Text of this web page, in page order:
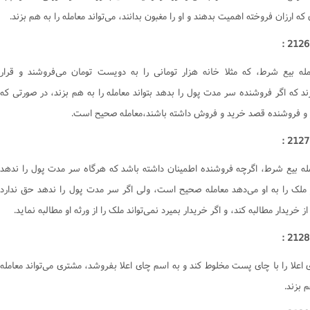
وصیت و ارث
و تشریح
و آشامیدنى‌ها
از گناهان
کتاب وکالت
کتاب سبق و رمایه
کتاب وصیّت
کتاب خُلع
کتاب ظهار
کتاب ایلاء
کتاب عتق
که ارزان فروخته اهميت بدهند و او را مغبون بدانند، مى‌تواند معامله را به هم بزند.
بيع شرط، که مثلا خانه هزار تومانى را به دويست تومان مى‌فروشند و قرار
که اگر فروشنده سر مدت پول را بدهد بتواند معامله را به هم بزند، در صورتى که
و فروشنده قصد خريد و فروش داشته باشند،معامله صحيح است.
بيع شرط، اگرچه فروشنده اطمينان داشته باشد که هرگاه سر مدت پول را ندهد
ملک را به او مى‌دهد معامله صحيح است، ولى اگر سر مدت پول را ندهد حق ندارد
خريدار مطالبه کند، و اگر خريدار بميرد نمى‌تواند ملک را از ورثه او مطالبه نمايد.
اعلا را با چاى پست مخلوط کند و به اسم چاى اعلا بفروشد، مشترى مى‌تواند معامله
بزند.